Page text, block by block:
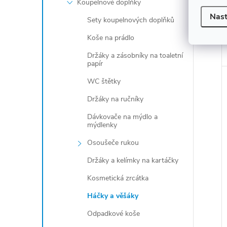
Koupelnové doplňky
Sety koupelnových doplňků
Koše na prádlo
Držáky a zásobníky na toaletní
papír
WC štětky
Držáky na ručníky
Dávkovače na mýdlo a
mýdlenky
Osoušeče rukou
Držáky a kelímky na kartáčky
Kosmetická zrcátka
Háčky a věšáky
Odpadkové koše